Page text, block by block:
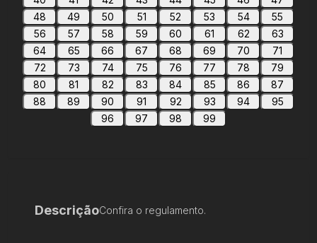
48
49 50 51 52 53 54
55
56
57 58 59 60 61 62
63
64
65 66 67 68 69 70
71
72
73 74 75 76 77 78
79
80
81 82 83 84 85 86
87
88
89 90 91 92 93 94
95
96
97 98 99
DescriçãoConfira o regulamento.